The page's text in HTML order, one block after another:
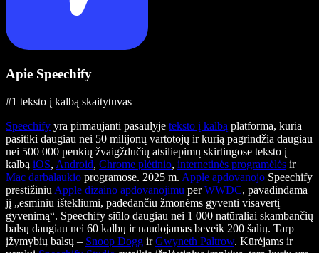
Apie Speechify
#1 teksto į kalbą skaitytuvas
Speechify yra pirmaujanti pasaulyje teksto į kalbą platforma, kuria
pasitiki daugiau nei 50 milijonų vartotojų ir kurią pagrindžia daugiau
nei 500 000 penkių žvaigždučių atsiliepimų skirtingose teksto į
kalbą iOS, Android, Chrome plėtinio, internetinės programėlės ir
Mac darbalaukio programose. 2025 m. Apple apdovanojo Speechify
prestižiniu Apple dizaino apdovanojimu perWWDC, pavadindama
jį „esminiu ištekliumi, padedančiu žmonėms gyventi visavertį
gyvenimą“. Speechify siūlo daugiau nei 1 000 natūraliai skambančių
balsų daugiau nei 60 kalbų ir naudojamas beveik 200 šalių. Tarp
įžymybių balsų – Snoop Dogg irGwyneth Paltrow. Kūrėjams ir